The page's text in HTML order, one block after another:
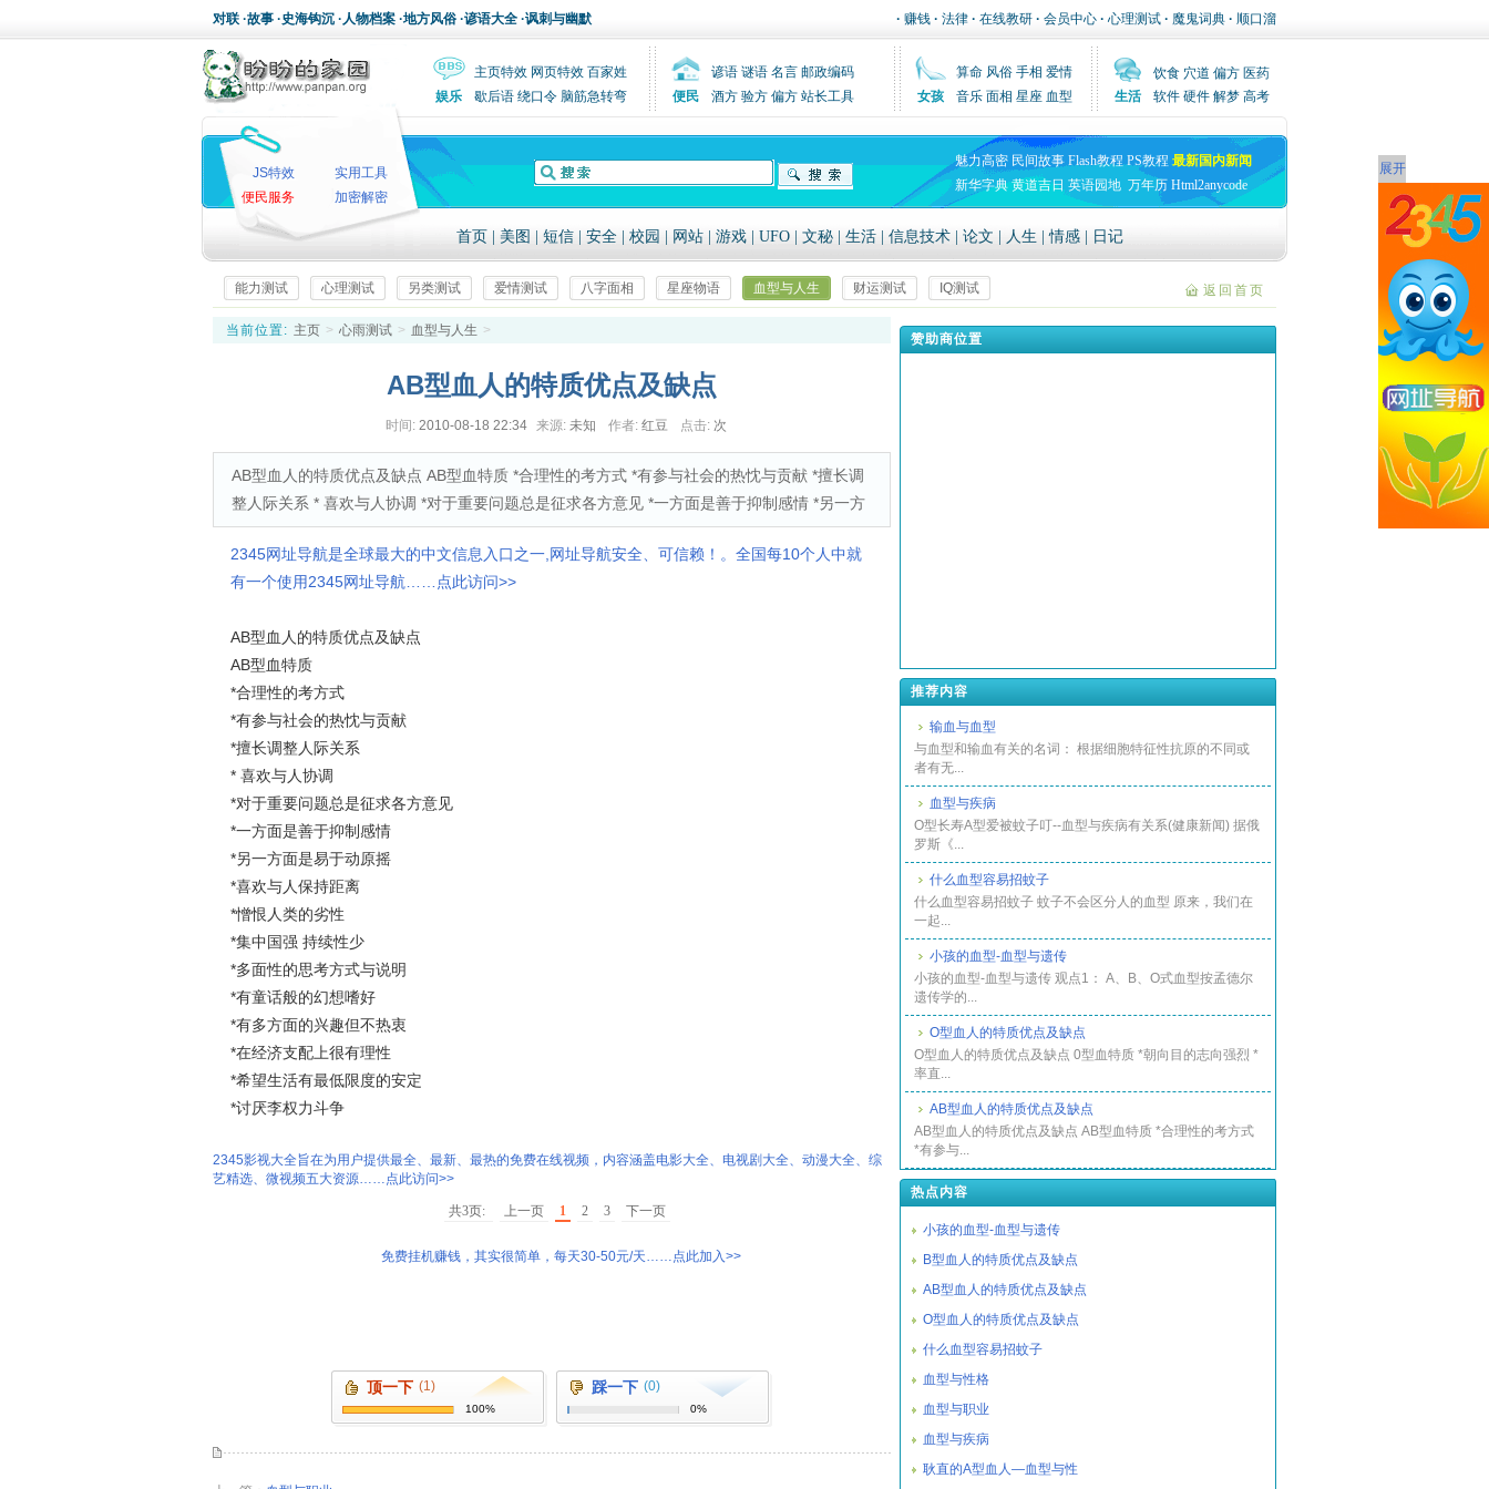
展开
对联 ·故事 ·史海钩沉 ·人物档案 ·地方风俗 ·谚语大全 ·讽刺与幽默 · 赚钱 · 法律 · 在线教研 · 会员中心 · 心理测试 · 魔鬼词典 · 顺口溜
主页特效 网页特效 百家姓
娱乐
歇后语 绕口令 脑筋急转弯
谚语 谜语 名言 邮政编码
便民
酒方 验方 偏方 站长工具
算命 风俗 手相 爱情
女孩
音乐 面相 星座 血型
饮食 穴道 偏方 医药
生活
软件 硬件 解梦 高考
JS特效
实用工具
便民服务
加密解密
魅力高密 民间故事 Flash教程 PS教程 最新国内新闻
新华字典 黄道吉日 英语园地 万年历 Html2anycode
首页 美图 短信 安全 校园 网站 游戏 UFO 文秘 生活 信息技术 论文 人生 |情感 日记
能力测试 心理测试 另类测试 爱情测试 八字面相 星座物语 血型与人生 财运测试 IQ测试 返回首页
当前位置: 主页 > 心雨测试 > 血型与人生 >
AB型血人的特质优点及缺点
时间: 2010-08-18 22:34 来源: 未知 作者: 红豆 点击: 次
AB型血人的特质优点及缺点 AB型血特质 *合理性的考方式 *有参与社会的热忱与贡献 *擅长调
整人际关系 * 喜欢与人协调 *对于重要问题总是征求各方意见 *一方面是善于抑制感情 *另一方
2345网址导航是全球最大的中文信息入口之一,网址导航安全、可信赖！。全国每10个人中就
有一个使用2345网址导航……点此访问>>
AB型血人的特质优点及缺点
AB型血特质
*合理性的考方式
*有参与社会的热忱与贡献
*擅长调整人际关系
* 喜欢与人协调
*对于重要问题总是征求各方意见
*一方面是善于抑制感情
*另一方面是易于动原摇
*喜欢与人保持距离
*憎恨人类的劣性
*集中国强 持续性少
*多面性的思考方式与说明
*有童话般的幻想嗜好
*有多方面的兴趣但不热衷
*在经济支配上很有理性
*希望生活有最低限度的安定
*讨厌李权力斗争
2345影视大全旨在为用户提供最全、最新、最热的免费在线视频，内容涵盖电影大全、电视剧大全、动漫大全、综
艺精选、微视频五大资源……点此访问>>
共3页: 上一页 1 2 3 下一页
免费挂机赚钱，其实很简单，每天30-50元/天……点此加入>>
顶一下 (1)
100%
踩一下 (0)
0%
赞助商位置
推荐内容
输血与血型
与血型和输血有关的名词： 根据细胞特征性抗原的不同或
者有无...
血型与疾病
O型长寿A型爱被蚊子叮--血型与疾病有关系(健康新闻) 据俄
罗斯《...
什么血型容易招蚊子
什么血型容易招蚊子 蚊子不会区分人的血型 原来，我们在
一起...
小孩的血型-血型与遗传
小孩的血型-血型与遗传 观点1： A、B、O式血型按孟德尔
遗传学的...
O型血人的特质优点及缺点
O型血人的特质优点及缺点 0型血特质 *朝向目的志向强烈 *
率直...
AB型血人的特质优点及缺点
AB型血人的特质优点及缺点 AB型血特质 *合理性的考方式
*有参与...
热点内容
小孩的血型-血型与遗传
B型血人的特质优点及缺点
AB型血人的特质优点及缺点
O型血人的特质优点及缺点
什么血型容易招蚊子
血型与性格
血型与职业
血型与疾病
耿直的A型血人—血型与性